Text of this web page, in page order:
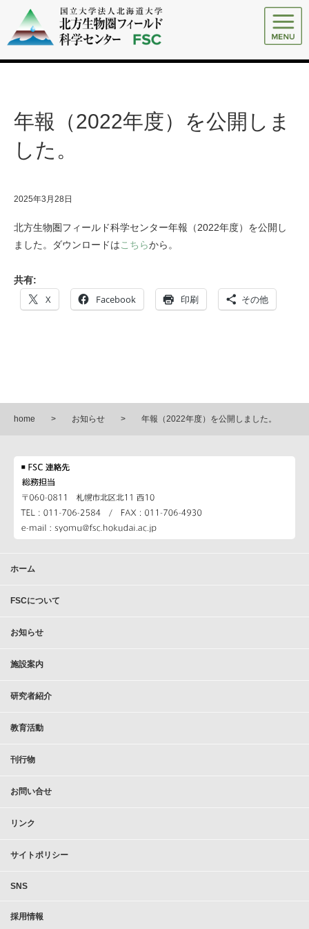
年報（2022年度）を公開しま
した。
2025年3月28日
北方生物圏フィールド科学センター年報（2022年度）を公開し
ました。ダウンロードはこちらから。
共有:
X Facebook 印刷 その他
home お知らせ 年報（2022年度）を公開しました。
ホーム
FSCについて
お知らせ
施設案内
研究者紹介
教育活動
刊行物
お問い合せ
リンク
サイトポリシー
SNS
採用情報